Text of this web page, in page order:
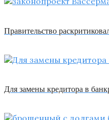
Правительство
Для замены кредитора в